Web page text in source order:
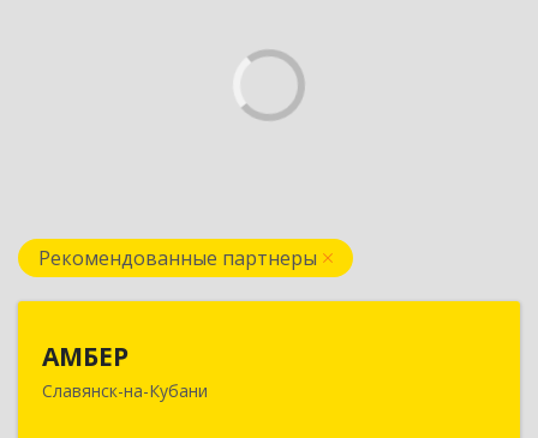
Рекомендованные партнеры
АМБЕР
Славянск-на-Кубани
353562, Краснодарский край, Славянский р-н,